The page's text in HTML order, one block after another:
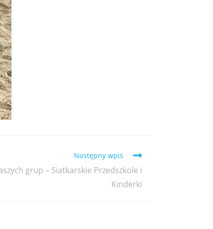
Następny wpis
grup – Siatkarskie Przedszkole i
Kinderki